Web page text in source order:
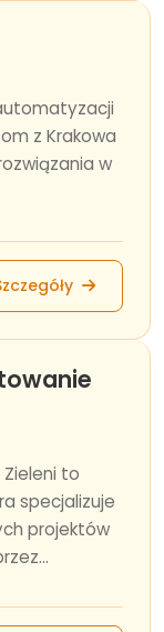
z Krakowa
w
to
specjalizuje
projektów